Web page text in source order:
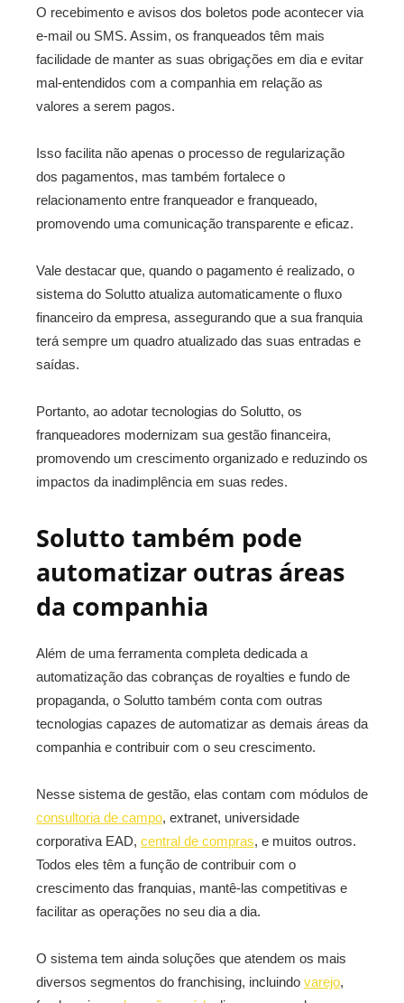
O recebimento e avisos dos boletos pode acontecer via
e-mail ou SMS. Assim, os franqueados têm mais
facilidade de manter as suas obrigações em dia e evitar
mal-entendidos com a companhia em relação as
valores a serem pagos.
Isso facilita não apenas o processo de regularização
dos pagamentos, mas também fortalece o
relacionamento entre franqueador e franqueado,
promovendo uma comunicação transparente e eficaz.
Vale destacar que, quando o pagamento é realizado, o
sistema do Solutto atualiza automaticamente o fluxo
financeiro da empresa, assegurando que a sua franquia
terá sempre um quadro atualizado das suas entradas e
saídas.
Portanto, ao adotar tecnologias do Solutto, os
franqueadores modernizam sua gestão financeira,
promovendo um crescimento organizado e reduzindo os
impactos da inadimplência em suas redes.
Solutto também pode
automatizar outras áreas
da companhia
Além de uma ferramenta completa dedicada a
automatização das cobranças de royalties e fundo de
propaganda, o Solutto também conta com outras
tecnologias capazes de automatizar as demais áreas da
companhia e contribuir com o seu crescimento.
Nesse sistema de gestão, elas contam com módulos de
consultoria de campo, extranet, universidade
corporativa EAD, central de compras, e muitos outros.
Todos eles têm a função de contribuir com o
crescimento das franquias, mantê-las competitivas e
facilitar as operações no seu dia a dia.
O sistema tem ainda soluções que atendem os mais
diversos segmentos do franchising, incluindo varejo,